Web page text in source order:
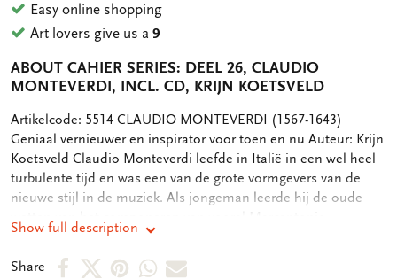
Easy online shopping
Art lovers give us a9
ABOUT CAHIER SERIES: DEEL 26, CLAUDIO
MONTEVERDI, INCL. CD, KRIJN KOETSVELD
OMSCHRIJVING
Artikelcode: 5514 CLAUDIO MONTEVERDI (1567-1643)
Geniaal vernieuwer en inspirator voor toen en nu Auteur: Krijn
Koetsveld Claudio Monteverdi leefde in Italië in een wel heel
turbulente tijd en was een van de grote vormgevers van de
nieuwe stijl in de muziek. Als jongeman leerde hij de oude
Ingegneri. Hij schreef onder diens bezieling zijn 1ste boek van
madrigalen. Via de uiteindelijke 9 boeken van madrigalen
Show full description
Share
ShareShareShareShareShare